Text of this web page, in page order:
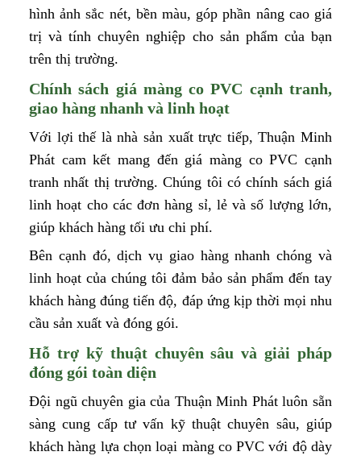
hình ảnh sắc nét, bền màu, góp phần nâng cao giá
trị và tính chuyên nghiệp cho sản phẩm của bạn
trên thị trường.
Chính sách giá màng co PVC cạnh tranh,
giao hàng nhanh và linh hoạt
Với lợi thế là nhà sản xuất trực tiếp, Thuận Minh
Phát cam kết mang đến giá màng co PVC cạnh
tranh nhất thị trường. Chúng tôi có chính sách giá
linh hoạt cho các đơn hàng sỉ, lẻ và số lượng lớn,
giúp khách hàng tối ưu chi phí.
Bên cạnh đó, dịch vụ giao hàng nhanh chóng và
linh hoạt của chúng tôi đảm bảo sản phẩm đến tay
khách hàng đúng tiến độ, đáp ứng kịp thời mọi nhu
cầu sản xuất và đóng gói.
Hỗ trợ kỹ thuật chuyên sâu và giải pháp
đóng gói toàn diện
Đội ngũ chuyên gia của Thuận Minh Phát luôn sẵn
sàng cung cấp tư vấn kỹ thuật chuyên sâu, giúp
khách hàng lựa chọn loại màng co PVC với độ dày